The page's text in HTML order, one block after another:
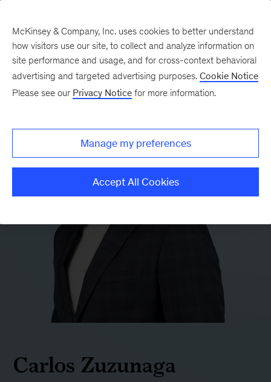
Carlos Zuzunaga
McKinsey & Company, Inc. uses cookies to better understand
how visitors use our site, to collect and analyze information on
site performance and usage, and for cross-context behavioral
advertising and targeted advertising purposes. Cookie Notice
Please see our Privacy Notice for more information.
Manage my preferences
Accept All Cookies